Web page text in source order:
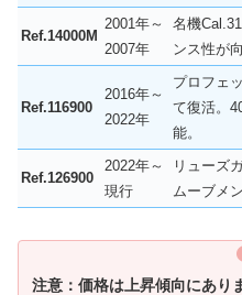
Ref.14000M
2001年～
2007年
名機
ンス性が向
Ref.116900
2016年～
2022年
プロフェ
て復活。
能。
Ref.126900
2022年～
現行
リューズ
ムーブメ
注意：価格は上昇傾向にあり